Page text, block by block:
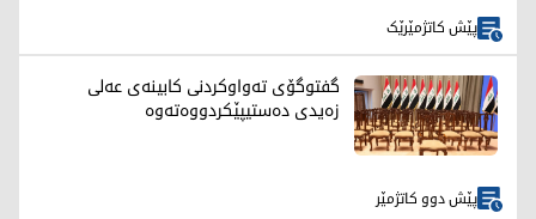
پێش کاتژمێرێک
گفتوگۆی تەواوكردنی كابینەی عەلی
زەیدی دەستیپێكردووەتەوە
پێش دوو کاتژمێر